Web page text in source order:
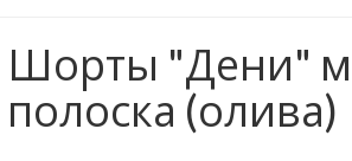
Шорты "Дени"
(олива)